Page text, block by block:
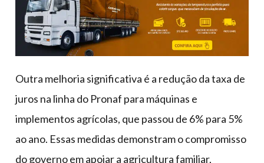
Outra melhoria significativa é a redução da taxa de
juros na linha do Pronaf para máquinas e
implementos agrícolas, que passou de 6% para 5%
ao ano. Essas medidas demonstram o compromisso
do governo em apoiar a agricultura familiar,